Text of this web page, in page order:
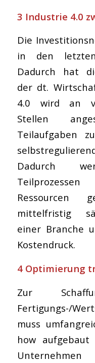
3 Industrie 4.0
Die
in den
Dadurch hat
der dt.
4.0 wird an
Stellen
Teilaufgaben
Dadurch
Ressourcen
mittelfristig
einer Branche
Kostendruck.
4 Optimierung
Zur
Fertigungs-/
muss
how